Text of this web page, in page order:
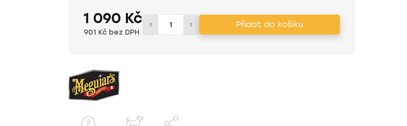
1 090 Kč
901 Kč bez DPH
Přidat do košíku